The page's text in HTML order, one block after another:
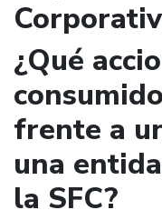
¿Qué
frente a
una
la SFC?